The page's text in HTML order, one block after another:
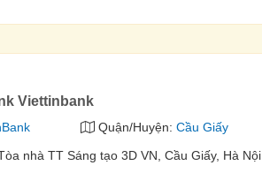
Viettinbank
Quận/Huyện: Cầu Giấy
nhà TT Sáng tạo 3D VN, Cầu Giấy, Hà Nội